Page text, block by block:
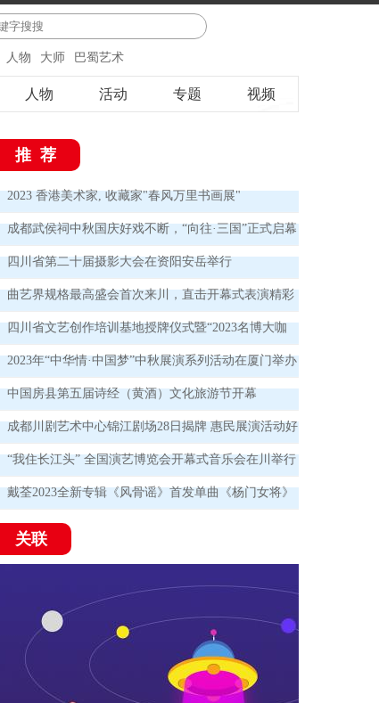
人物 大师 巴蜀艺术
人物 活动 专题 视频
推荐
2023 香港美术家, 收藏家"春风万里书画展"
成都武侯祠中秋国庆好戏不断，“向往·三国”正式启幕
四川省第二十届摄影大会在资阳安岳举行
曲艺界规格最高盛会首次来川，直击开幕式表演精彩
瞬间 欢声笑语讲述中国曲艺新故事
四川省文艺创作培训基地授牌仪式暨“2023名博大咖
德阳行”实践活动启动仪式举行
2023年“中华情·中国梦”中秋展演系列活动在厦门举办
中国房县第五届诗经（黄酒）文化旅游节开幕
成都川剧艺术中心锦江剧场28日揭牌 惠民展演活动好
戏连台！
“我住长江头” 全国演艺博览会开幕式音乐会在川举行
戴荃2023全新专辑《风骨谣》首发单曲《杨门女将》
为时代英雄喝彩
关联